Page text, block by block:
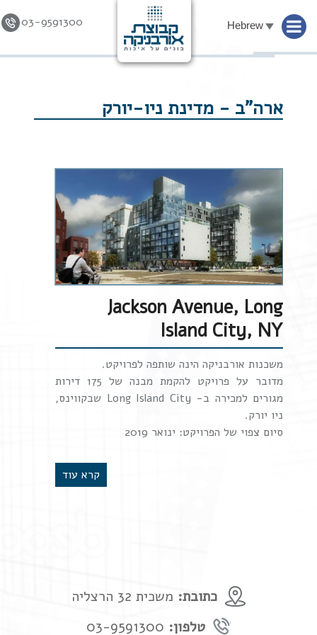
03-9591300 Hebrew
Skip to
ארה"ב - מדינת ניו-יורק
Jackson Avenue, Long
Island City, NY
משכנות אורבניקה הינה שותפה לפרויקט.
מדובר על פרויקט להקמת מבנה של 175 דירות
מגורים למכירה ב- Long Island City שבקווינס,
ניו יורק.
סיום צפוי של הפרויקט: ינואר 2019
קרא עוד
כתובת: משכית 32 הרצליה
טלפון: